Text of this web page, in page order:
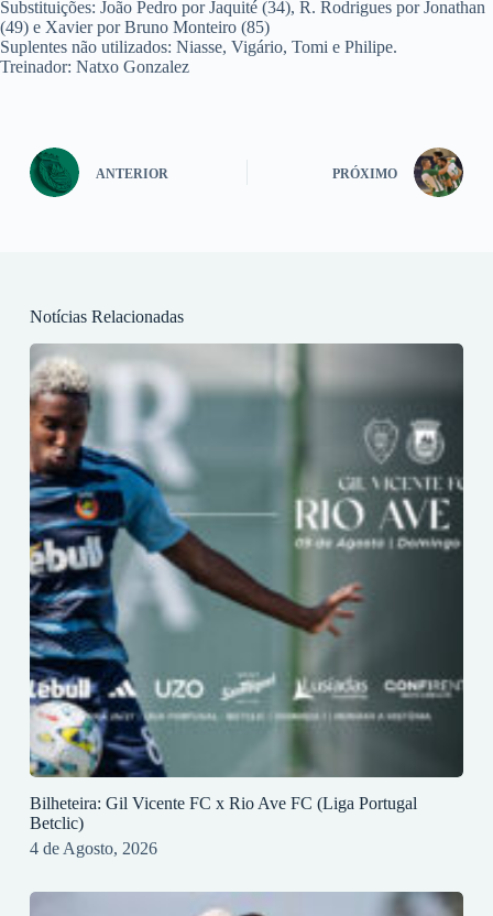
Substituições: João Pedro por Jaquité (34), R. Rodrigues por Jonathan
(49) e Xavier por Bruno Monteiro (85)
Suplentes não utilizados: Niasse, Vigário, Tomi e Philipe.
Treinador: Natxo Gonzalez
ANTERIOR PRÓXIMO
Notícias Relacionadas
Bilheteira: Gil Vicente FC x Rio Ave FC (Liga Portugal
Betclic)
4 de Agosto, 2026